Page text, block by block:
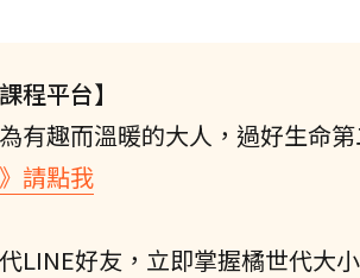
程平台】
有趣而溫暖的大人，過好生命
請點我
LINE好友，立即掌握橘世代大